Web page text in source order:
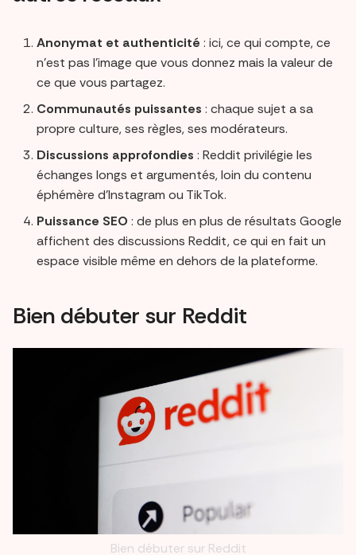
Anonymat et authenticité : ici, ce qui compte, ce
n’est pas l’image que vous donnez mais la valeur de
ce que vous partagez.
Communautés puissantes : chaque sujet a sa
propre culture, ses règles, ses modérateurs.
Discussions approfondies : Reddit privilégie les
échanges longs et argumentés, loin du contenu
éphémère d’Instagram ou TikTok.
Puissance SEO : de plus en plus de résultats Google
affichent des discussions Reddit, ce qui en fait un
espace visible même en dehors de la plateforme.
Bien débuter sur Reddit
Bien débuter sur Reddit